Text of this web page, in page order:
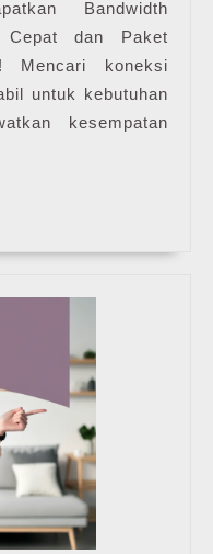
Bandwidth
Cepat dan Paket
Mencari koneksi
untuk kebutuhan
kesempatan